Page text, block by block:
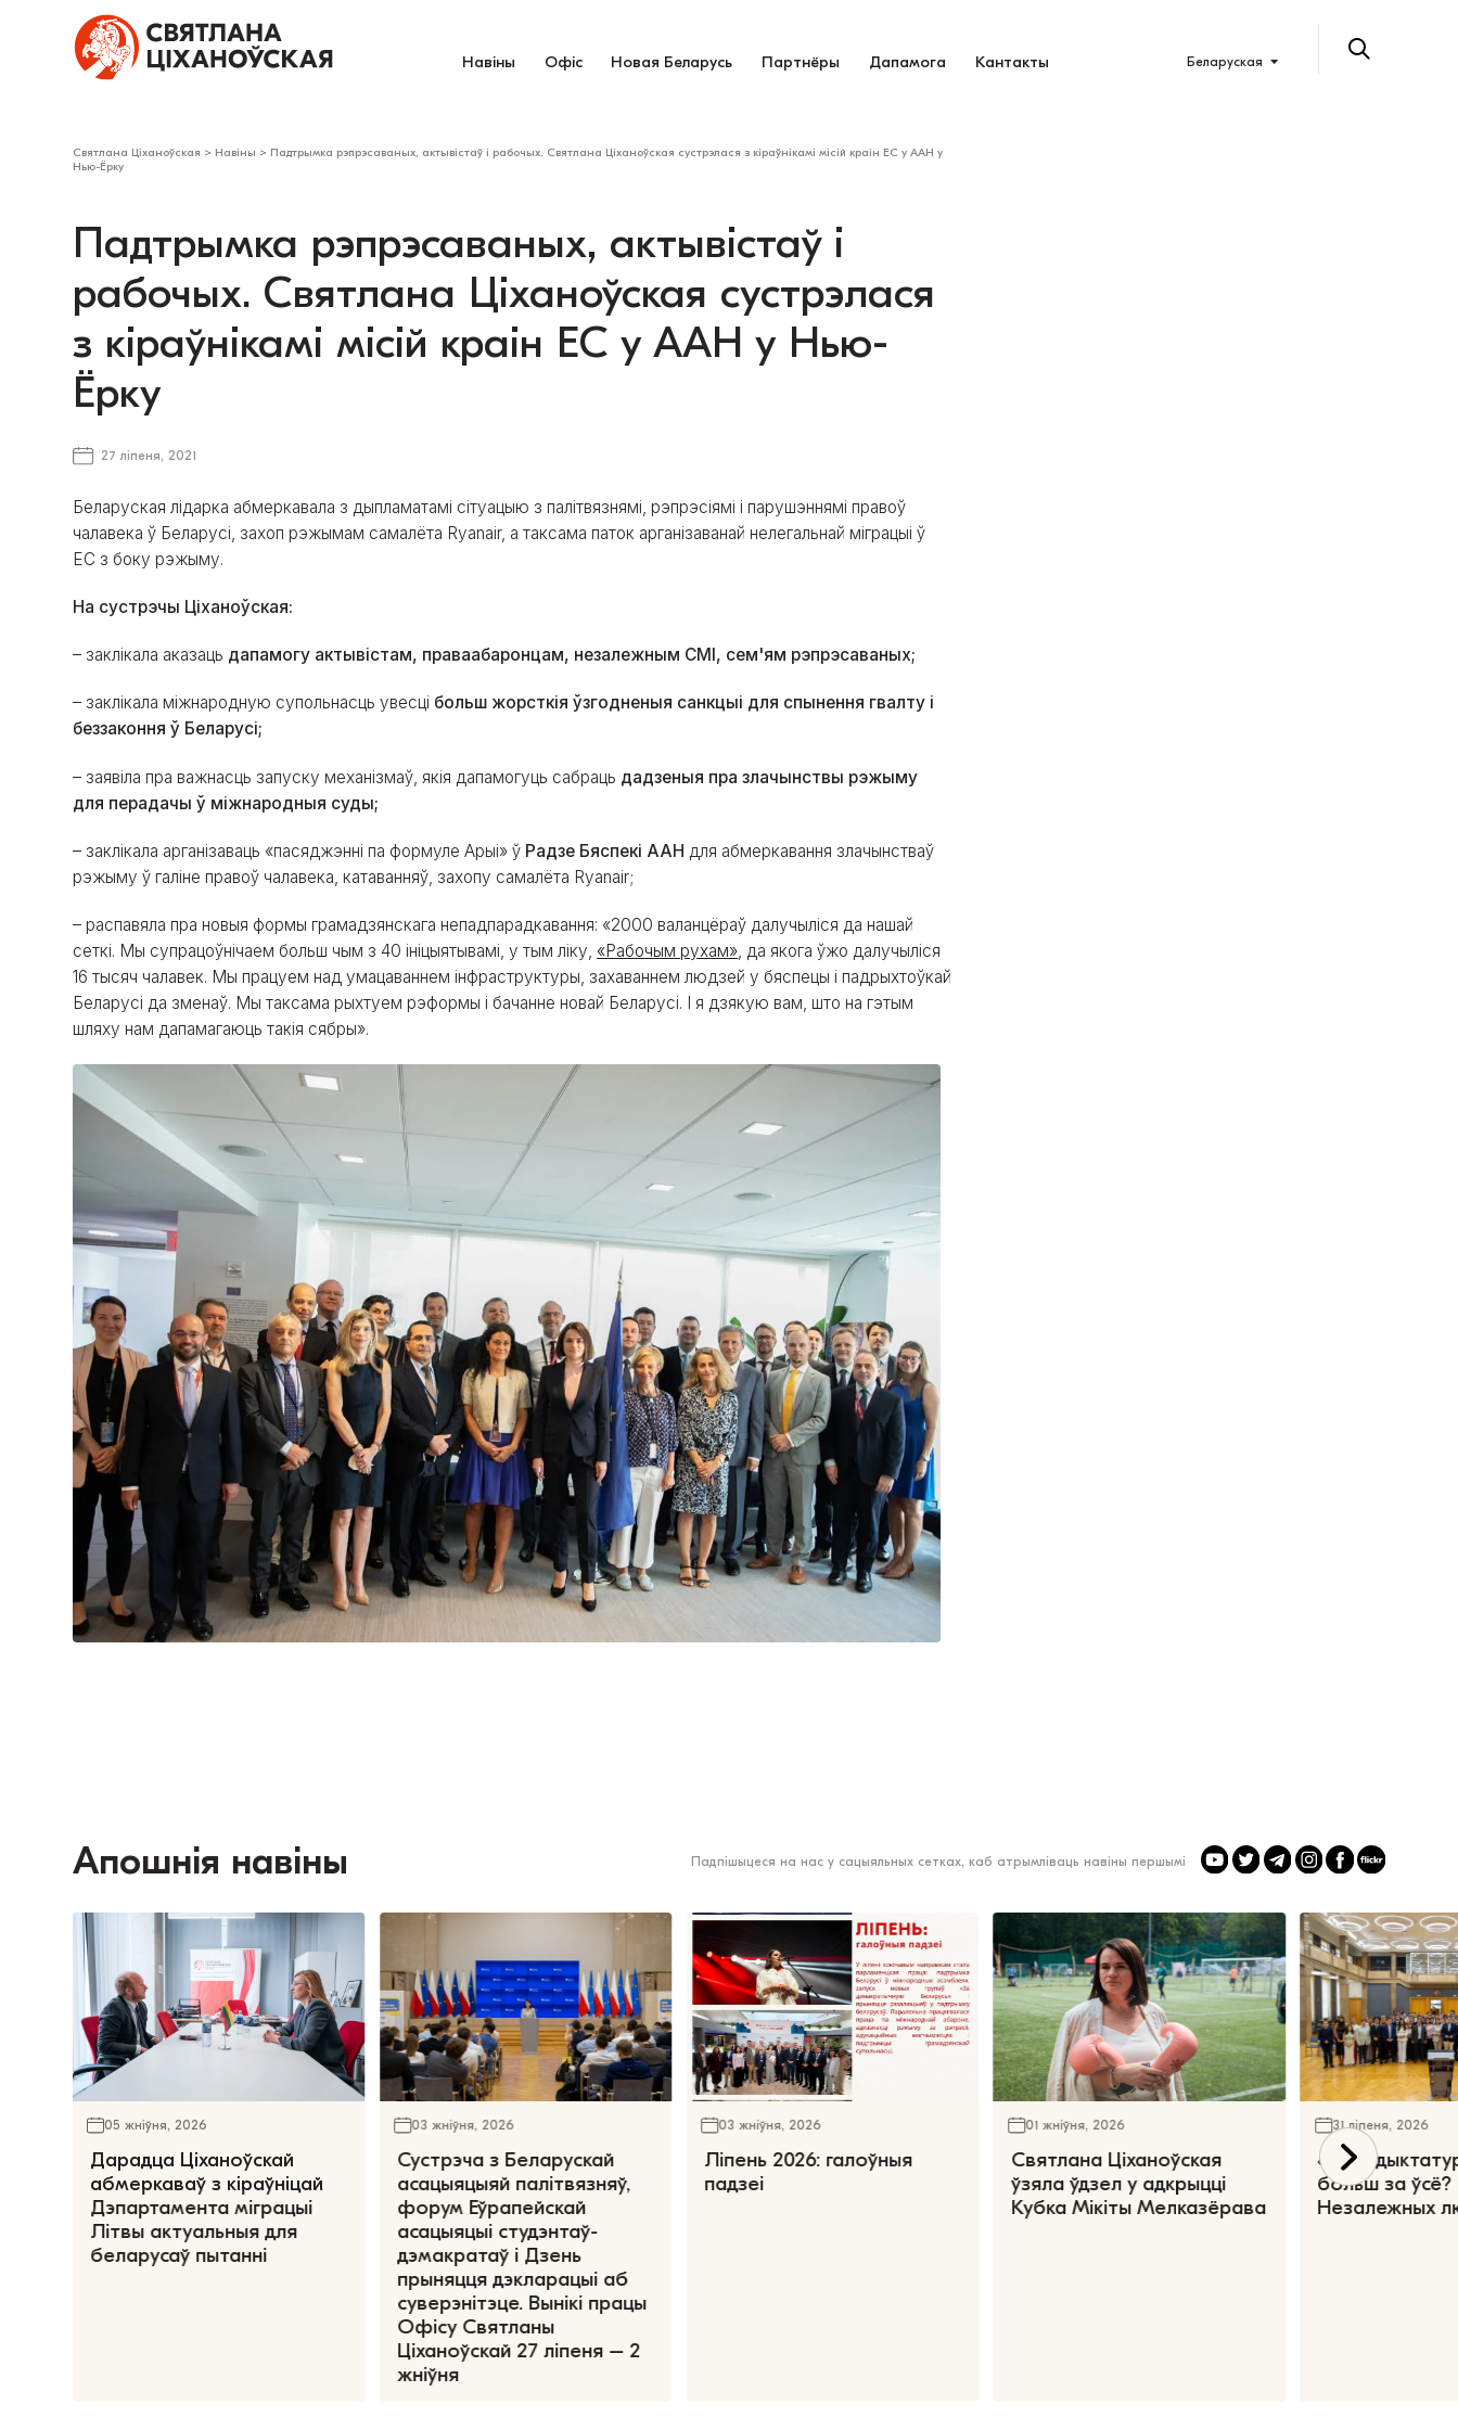
Навіны Офіс Новая Беларусь Партнёры Дапамога Кантакты Беларуская
Святлана Ціханоўская > Навіны > Падтрымка рэпрэсаваных, актывістаў і рабочых. Святлана Ціханоўская сустрэлася з кіраўнікамі місій краін ЕС у ААН у
Нью-Ёрку
Падтрымка рэпрэсаваных, актывістаў і
рабочых. Святлана Ціханоўская сустрэлася
з кіраўнікамі місій краін ЕС у ААН у Нью-
Ёрку
27 ліпеня, 2021
Беларуская лідарка абмеркавала з дыпламатамі сітуацыю з палітвязнямі, рэпрэсіямі і парушэннямі правоў
чалавека ў Беларусі, захоп рэжымам самалёта Ryanair, а таксама паток арганізаванай нелегальнай міграцыі ў
ЕС з боку рэжыму.
На сустрэчы Ціханоўская:
– заклікала аказаць дапамогу актывістам, праваабаронцам, незалежным СМІ, сем'ям рэпрэсаваных;
– заклікала міжнародную супольнасць увесці больш жорсткія ўзгодненыя санкцыі для спынення гвалту і
беззаконня ў Беларусі;
– заявіла пра важнасць запуску механізмаў, якія дапамогуць сабраць дадзеныя пра злачынствы рэжыму
для перадачы ў міжнародныя суды;
– заклікала арганізаваць «пасяджэнні па формуле Арыі» ў Радзе Бяспекі ААН для абмеркавання злачынстваў
рэжыму ў галіне правоў чалавека, катаванняў, захопу самалёта Ryanair;
– распавяла пра новыя формы грамадзянскага непадпарадкавання: «2000 валанцёраў далучыліся да нашай
сеткі. Мы супрацоўнічаем больш чым з 40 ініцыятывамі, у тым ліку, «Рабочым рухам», да якога ўжо далучыліся
16 тысяч чалавек. Мы працуем над умацаваннем інфраструктуры, захаваннем людзей у бяспецы і падрыхтоўкай
Беларусі да зменаў. Мы таксама рыхтуем рэформы і бачанне новай Беларусі. І я дзякую вам, што на гэтым
шляху нам дапамагаюць такія сябры».
Апошнія навіны Падпішыцеся на нас у сацыяльных сетках, каб атрымліваць навіны першымі
05 жніўня, 2026
Дарадца Ціханоўскай
абмеркаваў з кіраўніцай
Дэпартамента міграцыі
Літвы актуальныя для
беларусаў пытанні
03 жніўня, 2026
Сустрэча з Беларускай
асацыяцыяй палітвязняў,
форум Еўрапейскай
асацыяцыі студэнтаў-
дэмакратаў і Дзень
прыняцця дэкларацыі аб
суверэнітэце. Вынікі працы
Офісу Святланы
Ціханоўскай 27 ліпеня – 2
жніўня
03 жніўня, 2026
Ліпень 2026: галоўныя
падзеі
01 жніўня, 2026
Святлана Ціханоўская
ўзяла ўдзел у адкрыцці
Кубка Мікіты Мелказёрава
31 ліпеня, 2026
«Чаго
больш за ўсё?
Незалежных